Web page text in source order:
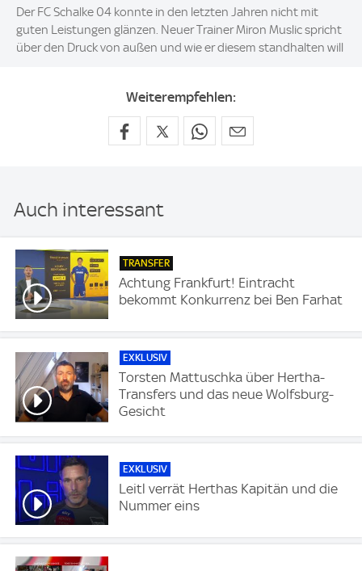
Der FC Schalke 04 konnte in den letzten Jahren nicht mit
guten Leistungen glänzen. Neuer Trainer Miron Muslic spricht
über den Druck von außen und wie er diesem standhalten will
Weiterempfehlen:
Auch interessant
TRANSFER
Achtung Frankfurt! Eintracht
bekommt Konkurrenz bei Ben Farhat
EXKLUSIV
Torsten Mattuschka über Hertha-
Transfers und das neue Wolfsburg-
Gesicht
EXKLUSIV
Leitl verrät Herthas Kapitän und die
Nummer eins